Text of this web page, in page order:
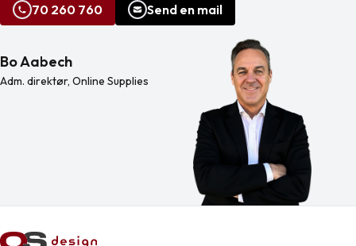
70 260 760 Send en mail
Bo Aabech
Adm. direktør, Online Supplies